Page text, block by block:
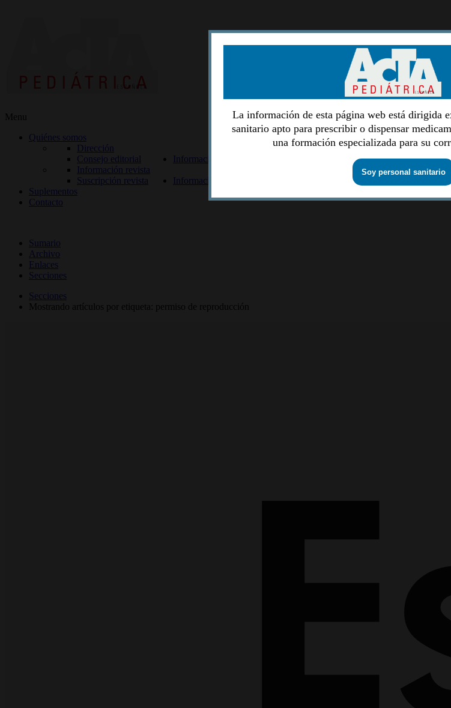
Menu
Quiénes somos
Dirección
Consejo editorial
Información lectores
Información revista
Suscripción revista
Información autores
Suplementos
Contacto
Sumario
Archivo
Enlaces
Secciones
Secciones
Mostrando artículos por etiqueta: permiso de reproducción
La información de esta página web está dirigida
sanitario apto para prescribir o dispensar
una formación especializada para su
Soy personal sanitario